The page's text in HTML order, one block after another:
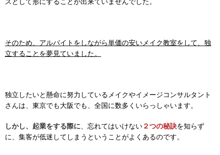
そのため、アルバイトをしながら単価の安いメイク教室をして、独
立することを夢見ていました。
独立したいと懸命に努力しているメイクやイメージコンサルタント
さんは、東京でも大阪でも、全国に数多くいらっしゃいます。
しかし、起業をする際に 、忘れてはいけない２つの秘訣を知らず
に、集客が低迷してしまうということがよくあるのです。